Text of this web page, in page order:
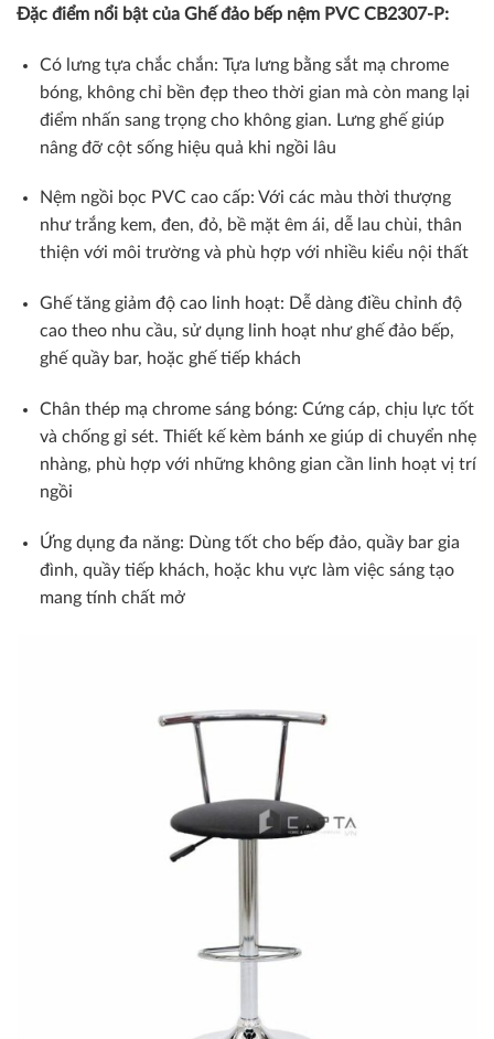
Đặc điểm nổi bật của Ghế đảo bếp nệm PVC CB2307-P:
Có lưng tựa chắc chắn: Tựa lưng bằng sắt mạ chrome
bóng, không chỉ bền đẹp theo thời gian mà còn mang lại
điểm nhấn sang trọng cho không gian. Lưng ghế giúp
nâng đỡ cột sống hiệu quả khi ngồi lâu
Nệm ngồi bọc PVC cao cấp: Với các màu thời thượng
như trắng kem, đen, đỏ, bề mặt êm ái, dễ lau chùi, thân
thiện với môi trường và phù hợp với nhiều kiểu nội thất
Ghế tăng giảm độ cao linh hoạt: Dễ dàng điều chỉnh độ
cao theo nhu cầu, sử dụng linh hoạt như ghế đảo bếp,
ghế quầy bar, hoặc ghế tiếp khách
Chân thép mạ chrome sáng bóng: Cứng cáp, chịu lực tốt
và chống gỉ sét. Thiết kế kèm bánh xe giúp di chuyển nhẹ
nhàng, phù hợp với những không gian cần linh hoạt vị trí
ngồi
Ứng dụng đa năng: Dùng tốt cho bếp đảo, quầy bar gia
đình, quầy tiếp khách, hoặc khu vực làm việc sáng tạo
mang tính chất mở